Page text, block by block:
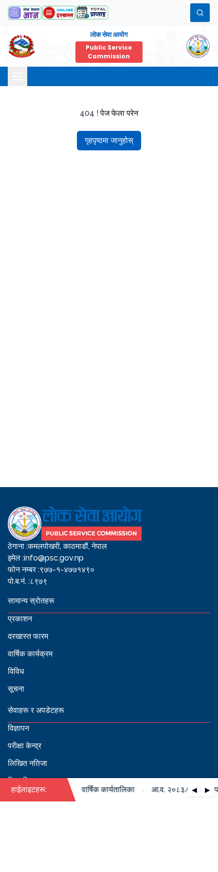
लोक सेवा आयोग
Public Service
Commission
404 ! पेज फेला परेन
गृहपृष्ठमा जानुहोस्
ठेगाना :कमलपोखरी, काठमाडौं, नेपाल
इमेल :info@psc.gov.np
फोन नम्बर :९७७-१-४७७१४९०
पो.ब.नं. :८९७९
सामान्य स्रोतहरू
प्रकाशन
दरखास्त फारम
वार्षिक कार्यक्रम
विविध
सूचना
सेवाहरू र अपडेटहरू
विज्ञापन
परीक्षा केन्द्र
लिखित नतिजा
सिफारिस
हाईलाइटहरू: ◀ ▶
०८४ को पदपूर्ति सम्बन्धी वार्षिक कार्यतालिका आ.व. २०८३/०८४ को